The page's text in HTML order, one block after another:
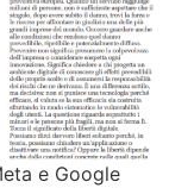
e Google